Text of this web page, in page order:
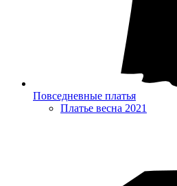
Повседневные платья
Платье весна 2021